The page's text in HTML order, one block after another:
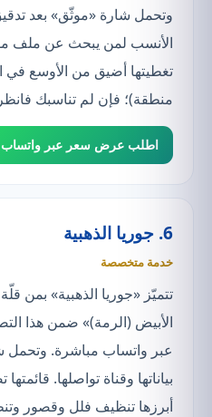
وتحمل شارة «موثّق» بعد تدقيق
الأنسب لمن يبحث عن ملف
منطقة)؛ فإن لم تناسبك
اطلب عرض سعر عبر واتساب
6. جوريا الذهبية
خدمة متخصصة
تتميّز «جوريا الذهبية» بمن
الأبيض (الرمة)» ضمن هذا
عبر واتساب مباشرة. وتحمل
أبرزها تنظيف فلل وقصور